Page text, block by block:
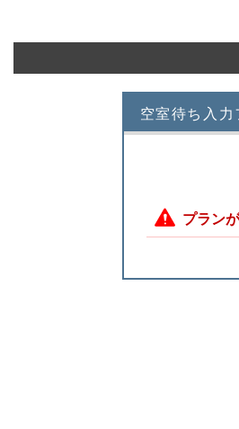
空室待ち入力
プラン